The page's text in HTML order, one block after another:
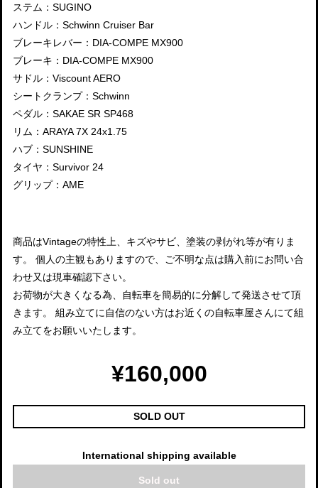
ステム：SUGINO
ハンドル：Schwinn Cruiser Bar
ブレーキレバー：DIA-COMPE MX900
ブレーキ：DIA-COMPE MX900
サドル：Viscount AERO
シートクランプ：Schwinn
ペダル：SAKAE SR SP468
リム：ARAYA 7X 24x1.75
ハブ：SUNSHINE
タイヤ：Survivor 24
グリップ：AME
商品はVintageの特性上、キズやサビ、塗装の剥がれ等が有りま
す。 個人の主観もありますので、ご不明な点は購入前にお問い合
わせ又は現車確認下さい。
お荷物が大きくなる為、自転車を簡易的に分解して発送させて頂
きます。 組み立てに自信のない方はお近くの自転車屋さんにて組
み立てをお願いいたします。
¥160,000
SOLD OUT
International shipping available
Sold out